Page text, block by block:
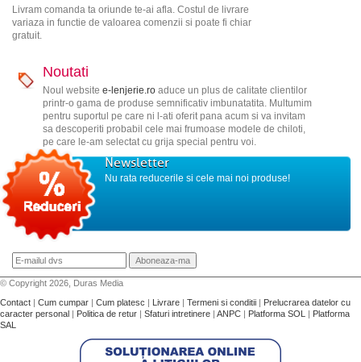
Livram comanda ta oriunde te-ai afla. Costul de livrare
variaza in functie de valoarea comenzii si poate fi chiar
gratuit.
Noutati
Noul website e-lenjerie.roaduce un plus de calitate clientilor
printr-o gama de produse semnificativ imbunatatita. Multumim
pentru suportul pe care ni l-ati oferit pana acum si va invitam
sa descoperiti probabil cele mai frumoase modele de chiloti,
pe care le-am selectat cu grija special pentru voi.
Newsletter
Nu rata reducerile si cele mai noi produse!
© Copyright 2026, Duras Media
Contact | Cum cumpar | Cum platesc | Livrare | Termeni si conditii | Prelucrarea datelor cu
caracter personal | Politica de retur | Sfaturi intretinere | ANPC | Platforma SOL | Platforma
SAL